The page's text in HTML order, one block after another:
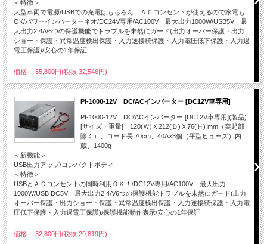
＜特徴＞
大型車両で電源/USBでの充電はもちろん、ＡＣコンセントが使えるので家電も
OK/パワーインバーターネオ/DC24V専用/AC100V 最大出力1000W/USB5V 最
大出力2.4A/6つの保護機能でトラブルを未然にガード(出力オーバー保護・出力
ショート保護・異常温度検出保護・入力逆接続保護・入力電圧低下保護・入力過
電圧保護)/安心の1年保証
価格： 35,800円(税抜 32,546円)
PI-1000-12V DC/ACインバーター [DC12V車専用]
PI-1000-12V DC/ACインバーター [DC12V車専用](製品)
[サイズ・重量] 120(Ｗ)Ｘ212(Ｄ)Ｘ76(Ｈ) mm（突起部
除く）、コード長 70cm、40A×3個（平型ヒューズ）内
蔵、1400g
＜新機能＞
USB出力アップ/コンパクトボディ
＜特徴＞
USBとＡＣコンセントの同時利用ＯＫ！/DC12V専用/AC100V 最大出力
1000W/USB DC5V 最大出力2.4A/6つの保護機能トラブルを未然にガード(出力
オーバー保護・出力ショート保護・異常温度検出保護・入力逆接続保護・入力電
圧低下保護・入力過電圧保護)/保護機能動作表示/安心の1年保証
価格： 32,800円(税抜 29,819円)